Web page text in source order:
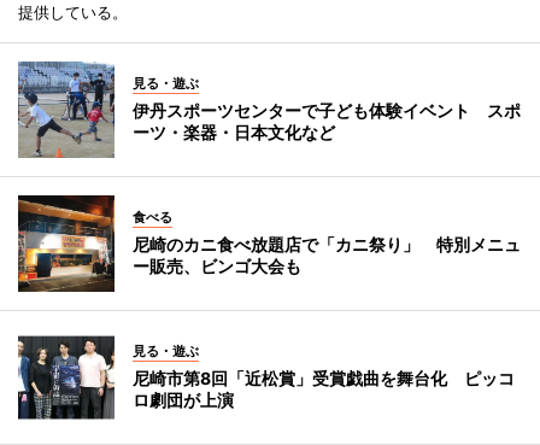
提供している。
見る・遊ぶ
伊丹スポーツセンターで子ども体験イベント スポ
ーツ・楽器・日本文化など
食べる
尼崎のカニ食べ放題店で「カニ祭り」 特別メニュ
ー販売、ビンゴ大会も
見る・遊ぶ
尼崎市第8回「近松賞」受賞戯曲を舞台化 ピッコ
ロ劇団が上演